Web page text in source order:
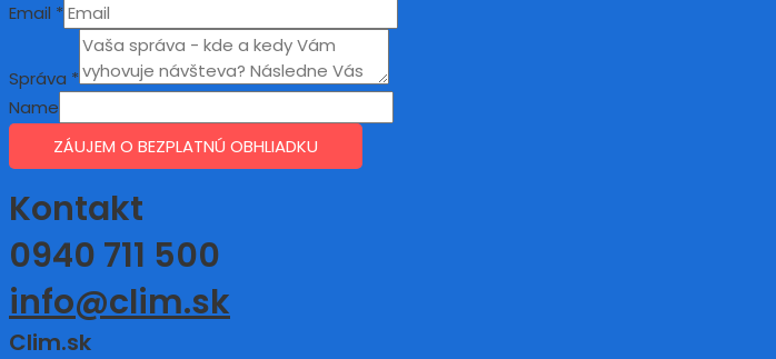
Email *
Správa *
Name
ZÁUJEM O BEZPLATNÚ OBHLIADKU
Kontakt
0940 711 500
info@clim.sk
Clim.sk